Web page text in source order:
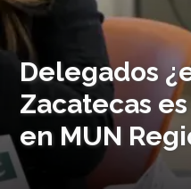
Delegados
Zacatecas
en MUN